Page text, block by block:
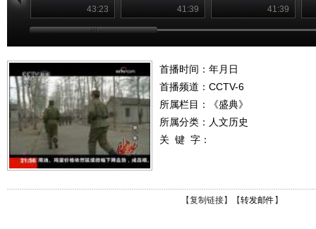
43:23 41:39 41:39
首播时间：年月日
首播频道： CCTV-6
所属栏目：
《盛典》
所属分类：人文历史
关 键 字：
【复制链接】【转发邮件 】